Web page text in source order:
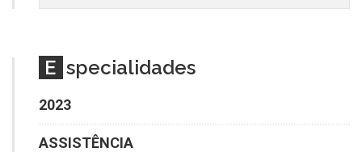
E specialidades
2023
ASSISTÊNCIA